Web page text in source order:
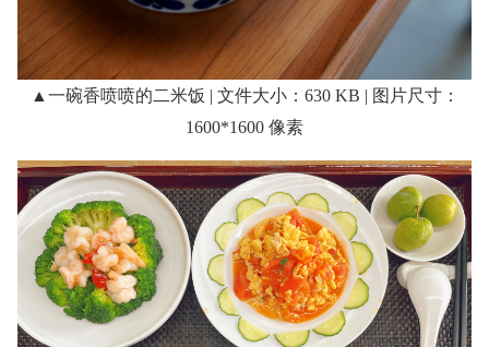
▲一碗香喷喷的二米饭 | 文件大小：630 KB | 图片尺寸：
1600*1600 像素